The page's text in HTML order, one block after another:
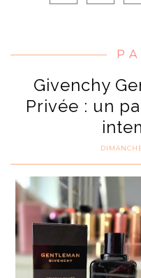
Givenchy
Privée : un